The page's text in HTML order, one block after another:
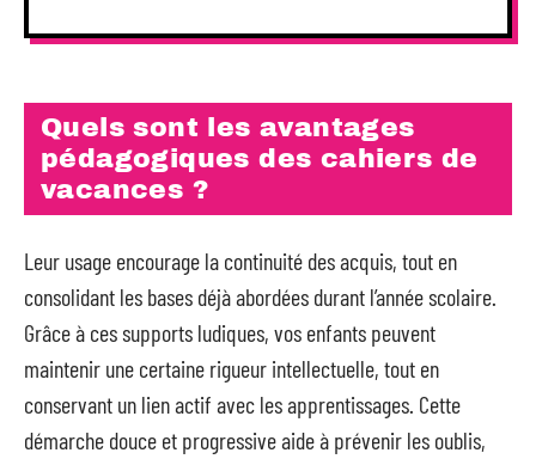
Quels sont les avantages
pédagogiques des cahiers de
vacances ?
Leur usage encourage la continuité des acquis, tout en
consolidant les bases déjà abordées durant l’année scolaire.
Grâce à ces supports ludiques, vos enfants peuvent
maintenir une certaine rigueur intellectuelle, tout en
conservant un lien actif avec les apprentissages. Cette
démarche douce et progressive aide à prévenir les oublis,